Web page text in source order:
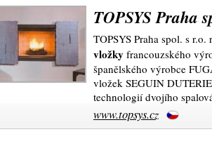
TOPSYS Praha
TOPSYS Praha spol. s
vložky francouzského
španělského výrobce
vložek SEGUIN
technologií dvojího
www.topsys.cz